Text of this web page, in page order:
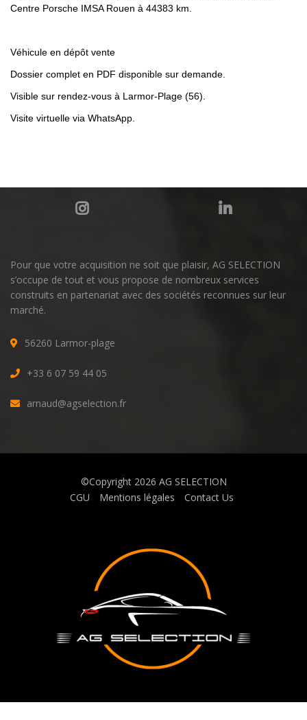
Centre Porsche IMSA Rouen à 44383 km.
Véhicule en dépôt vente
Dossier complet en PDF disponible sur demande.
Visible sur rendez-vous à Larmor-Plage (56).
Visite virtuelle via WhatsApp.
Pour que votre acquisition ne soit que plaisir, AG SELECTION
s’occupe de tout et vous propose de nombreux services
construits en partenariat avec des sociétés reconnues sur leur
marché.
56260 Larmor-plage
+33 6 07 59 44 05
arnaud@agselection.fr
©Copyright 2026 AG SELECTION
CGU
Mentions légales Contact Us